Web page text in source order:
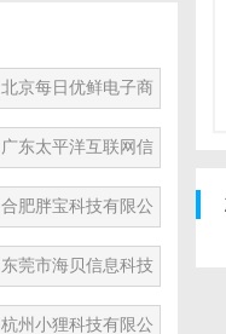
北京每日优鲜电子商
务有限公司
广东太平洋互联网信
息服务有限公司
合肥胖宝科技有限公
司
东莞市海贝信息科技
有限公司
杭州小狸科技有限公